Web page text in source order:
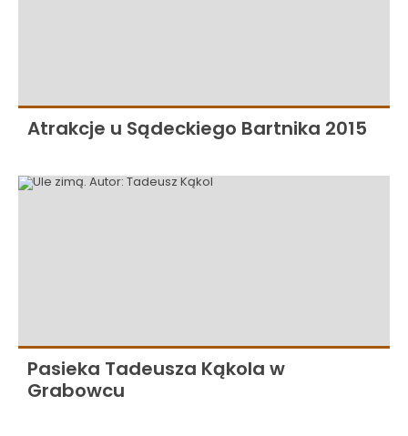
Atrakcje u Sądeckiego Bartnika 2015
Pasieka Tadeusza Kąkola w
Grabowcu